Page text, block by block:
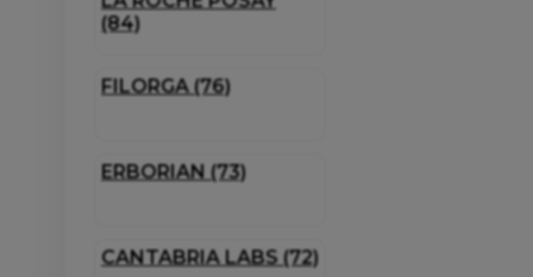
(84)
FILORGA (76)
ERBORIAN (73)
CANTABRIA LABS (72)